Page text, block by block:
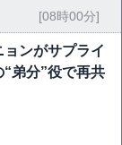
[08時00分]
ョンがサプライ
弟分”役で再共